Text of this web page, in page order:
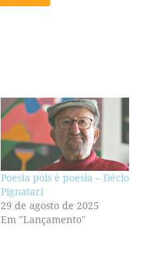
Poesia pois é poesia – Décio
Pignatari
29 de agosto de 2025
Em "Lançamento"